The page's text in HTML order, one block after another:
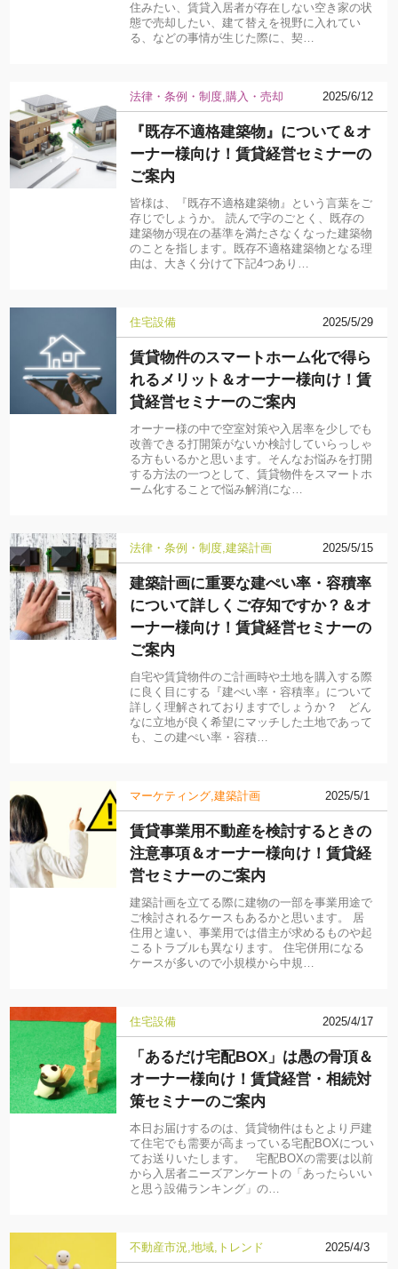
住みたい、賃貸入居者が存在しない空き家の状
態で売却したい、建て替えを視野に入れてい
る、などの事情が生じた際に、契…
法律・条例・制度 購入・売却 2025/6/12
『既存不適格建築物』について＆オ
ーナー様向け！賃貸経営セミナーの
ご案内
皆様は、『既存不適格建築物』という言葉をご
存じでしょうか。 読んで字のごとく、既存の
建築物が現在の基準を満たさなくなった建築物
のことを指します。既存不適格建築物となる理
由は、大きく分けて下記4つあり…
住宅設備 2025/5/29
賃貸物件のスマートホーム化で得ら
れるメリット＆オーナー様向け！賃
貸経営セミナーのご案内
オーナー様の中で空室対策や入居率を少しでも
改善できる打開策がないか検討していらっしゃ
る方もいるかと思います。そんなお悩みを打開
する方法の一つとして、賃貸物件をスマートホ
ーム化することで悩み解消にな…
法律・条例・制度 建築計画 2025/5/15
建築計画に重要な建ぺい率・容積率
について詳しくご存知ですか？＆オ
ーナー様向け！賃貸経営セミナーの
ご案内
自宅や賃貸物件のご計画時や土地を購入する際
に良く目にする『建ぺい率・容積率』について
詳しく理解されておりますでしょうか？ どん
なに立地が良く希望にマッチした土地であって
も、この建ぺい率・容積…
マーケティング 建築計画 2025/5/1
賃貸事業用不動産を検討するときの
注意事項＆オーナー様向け！賃貸経
営セミナーのご案内
建築計画を立てる際に建物の一部を事業用途で
ご検討されるケースもあるかと思います。 居
住用と違い、事業用では借主が求めるものや起
こるトラブルも異なります。 住宅併用になる
ケースが多いので小規模から中規…
住宅設備 2025/4/17
「あるだけ宅配BOX」は愚の骨頂＆
オーナー様向け！賃貸経営・相続対
策セミナーのご案内
本日お届けするのは、賃貸物件はもとより戸建
て住宅でも需要が高まっている宅配BOXについ
てお送りいたします。 宅配BOXの需要は以前
から入居者ニーズアンケートの「あったらいい
と思う設備ランキング」の…
不動産市況 地域 トレンド 2025/4/3